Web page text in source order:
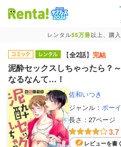
レンタル55万冊以上、購入
【全2話】 完結
泥酔セックスしちゃったら？
なるなんて…！
佐和いつき
ジャンル： ボー
長さ： 27ページ
3.7
レビューを書く